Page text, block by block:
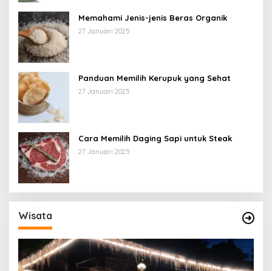
Memahami Jenis-jenis Beras Organik
27 Januari 2025
Panduan Memilih Kerupuk yang Sehat
27 Januari 2025
Cara Memilih Daging Sapi untuk Steak
27 Januari 2025
Wisata